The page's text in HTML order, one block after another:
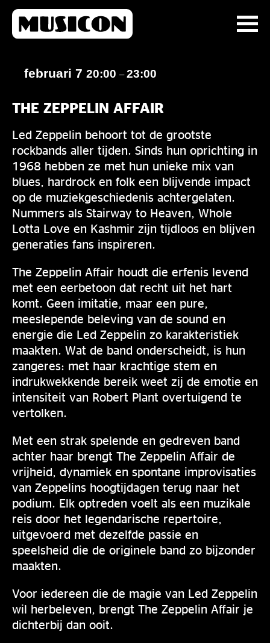
februari 7 20:00 –23:00
THE ZEPPELIN AFFAIR
Led Zeppelin behoort tot de grootste
rockbands aller tijden. Sinds hun oprichting in
1968 hebben ze met hun unieke mix van
blues, hardrock en folk een blijvende impact
op de muziekgeschiedenis achtergelaten.
Nummers als Stairway to Heaven, Whole
Lotta Love en Kashmir zijn tijdloos en blijven
generaties fans inspireren.
The Zeppelin Affair houdt die erfenis levend
met een eerbetoon dat recht uit het hart
komt. Geen imitatie, maar een pure,
meeslepende beleving van de sound en
energie die Led Zeppelin zo karakteristiek
maakten. Wat de band onderscheidt, is hun
zangeres: met haar krachtige stem en
indrukwekkende bereik weet zij de emotie en
intensiteit van Robert Plant overtuigend te
vertolken.
Met een strak spelende en gedreven band
achter haar brengt The Zeppelin Affair de
vrijheid, dynamiek en spontane improvisaties
van Zeppelins hoogtijdagen terug naar het
podium. Elk optreden voelt als een muzikale
reis door het legendarische repertoire,
uitgevoerd met dezelfde passie en
speelsheid die de originele band zo bijzonder
maakten.
Voor iedereen die de magie van Led Zeppelin
wil herbeleven, brengt The Zeppelin Affair je
dichterbij dan ooit.